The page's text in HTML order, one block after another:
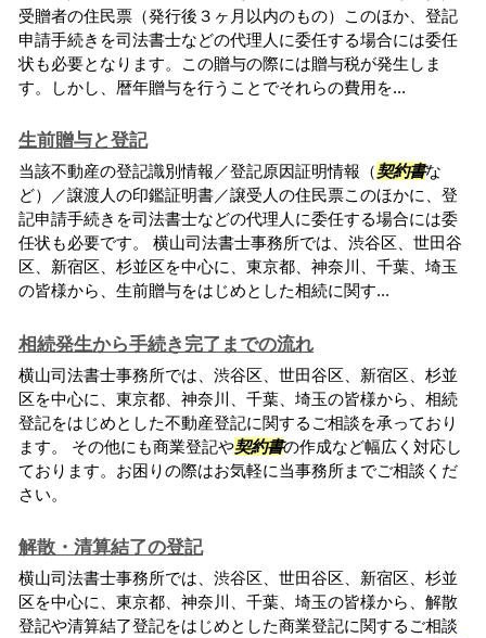
受贈者の住民票（発行後３ヶ月以内のもの）このほか、登記
申請手続きを司法書士などの代理人に委任する場合には委任
状も必要となります。この贈与の際には贈与税が発生しま
す。しかし、暦年贈与を行うことでそれらの費用を...
生前贈与と登記
当該不動産の登記識別情報／登記原因証明情報（契約書な
ど）／譲渡人の印鑑証明書／譲受人の住民票このほかに、登
記申請手続きを司法書士などの代理人に委任する場合には委
任状も必要です。 横山司法書士事務所では、渋谷区、世田谷
区、新宿区、杉並区を中心に、東京都、神奈川、千葉、埼玉
の皆様から、生前贈与をはじめとした相続に関す...
相続発生から手続き完了までの流れ
横山司法書士事務所では、渋谷区、世田谷区、新宿区、杉並
区を中心に、東京都、神奈川、千葉、埼玉の皆様から、相続
登記をはじめとした不動産登記に関するご相談を承っており
ます。 その他にも商業登記や契約書の作成など幅広く対応し
ております。お困りの際はお気軽に当事務所までご相談くだ
さい。
解散・清算結了の登記
横山司法書士事務所では、渋谷区、世田谷区、新宿区、杉並
区を中心に、東京都、神奈川、千葉、埼玉の皆様から、解散
登記や清算結了登記をはじめとした商業登記に関するご相談